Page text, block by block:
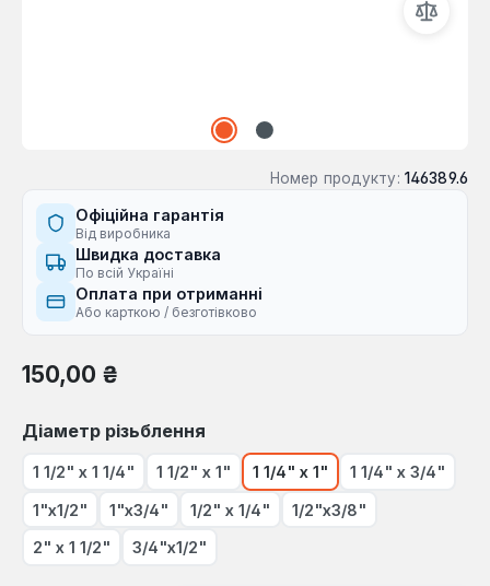
Номер продукту: 146389.6
Офіційна гарантія
Від виробника
Швидка доставка
По всій Україні
Оплата при отриманні
Або карткою / безготівково
Звичайна ціна:
150,00 ₴
Виберіть
Діаметр різьблення
1 1/2" х 1 1/4" 1 1/2" х 1" 1 1/4" х 1" 1 1/4" х 3/4"
1"х1/2" 1"х3/4" 1/2" х 1/4" 1/2"х3/8"
2" х 1 1/2" 3/4"х1/2"